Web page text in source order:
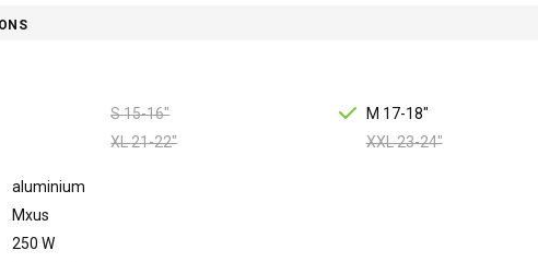
S 15-16"
M 17-18"
XL 21-22" XXL 23-24"
aluminium
Mxus
250 W